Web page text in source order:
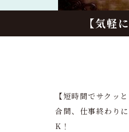
【気軽
【短時間でサクッ
合間、仕事終わり
K！